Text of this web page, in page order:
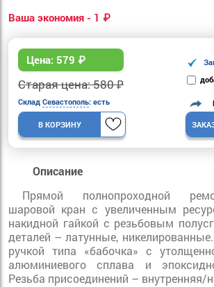
Ваша экономия - 1 ₽
Цена: 579 ₽
Старая цена: 580 ₽
Склад Севастополь: есть
В КОРЗИНУ
Описание
Прямой полнопроходной
шаровой кран с увеличенным
накидной гайкой с резьбовым
деталей – латунные,
ручкой типа «бабочка» с
алюминиевого сплава и
Резьба присоединений – внутренняя/